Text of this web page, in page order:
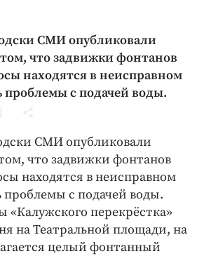
и ЖКХ
бизнес
СМИ опубликовали
что задвижки фонтанов
находятся в неисправном
проблемы с подачей воды.
СМИ опубликовали
что задвижки фонтанов
находятся в неисправном
проблемы с подачей воды.
«Калужского перекрёстка»
на Театральной площади, на
целый фонтанный